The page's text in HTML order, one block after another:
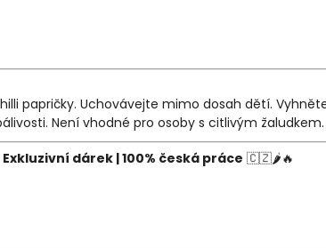
papričky. Uchovávejte mimo dosah dětí.
Není vhodné pro osoby s citlivým žaludkem.
dárek | 100% česká práce 🇨🇿🌶️🔥